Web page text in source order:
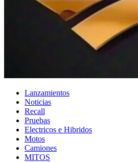
Lanzamientos
Noticias
Recall
Pruebas
Electricos e Hibridos
Motos
Camiones
MITOS